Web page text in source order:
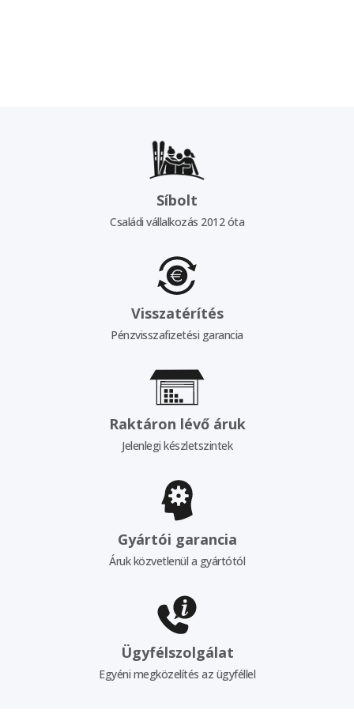
Síbolt
Családi vállalkozás 2012 óta
Visszatérítés
Pénzvisszafizetési garancia
Raktáron lévő áruk
Jelenlegi készletszintek
Gyártói garancia
Áruk közvetlenül a gyártótól
Ügyfélszolgálat
Egyéni megközelítés az ügyféllel